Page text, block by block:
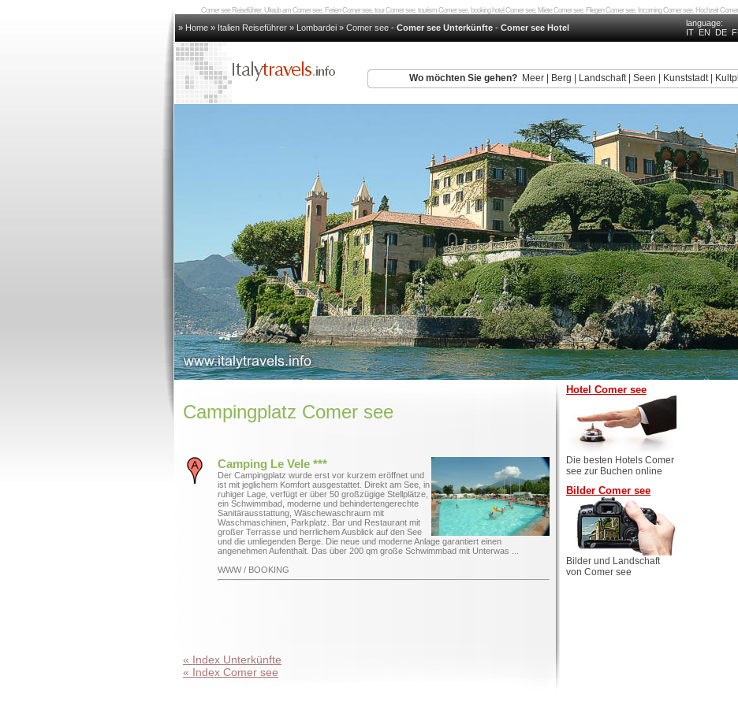
Comer see Reiseführer, Ulraub am Comer see, Ferien Comer see, tour Comer see, tourism Comer see, booking hotel Comer see, Miete Comer see, Fliegen Comer see, Incoming Comer see, Hochzeit
» Home » Italien Reiseführer » Lombardei » Comer see - Comer see Unterkünfte - Comer see Hotel
language:
IT EN DE
Wo möchten Sie gehen? Meer Berg Landschaft| Seen Kunststadt|
Campingplatz Comer see
Camping Le Vele ***
Der Campingplatz wurde erst vor kurzem eröffnet und
ist mit jeglichem Komfort ausgestattet. Direkt am See, in
ruhiger Lage, verfügt er über 50 großzügige Stellplätze,
ein Schwimmbad, moderne und behindertengerechte
Sanitärausstattung, Wäschewaschraum mit
Waschmaschinen, Parkplatz. Bar und Restaurant mit
großer Terrasse und herrlichem Ausblick auf den See
und die umliegenden Berge. Die neue und moderne Anlage garantiert einen
angenehmen Aufenthalt. Das über 200 qm große Schwimmbad mit Unterwas ...
WWW / BOOKING
« Index Unterkünfte
« Index Comer see
Hotel Comer see
Die besten Hotels Comer
see zur Buchen online
Bilder Comer see
Bilder und Landschaft
von Comer see